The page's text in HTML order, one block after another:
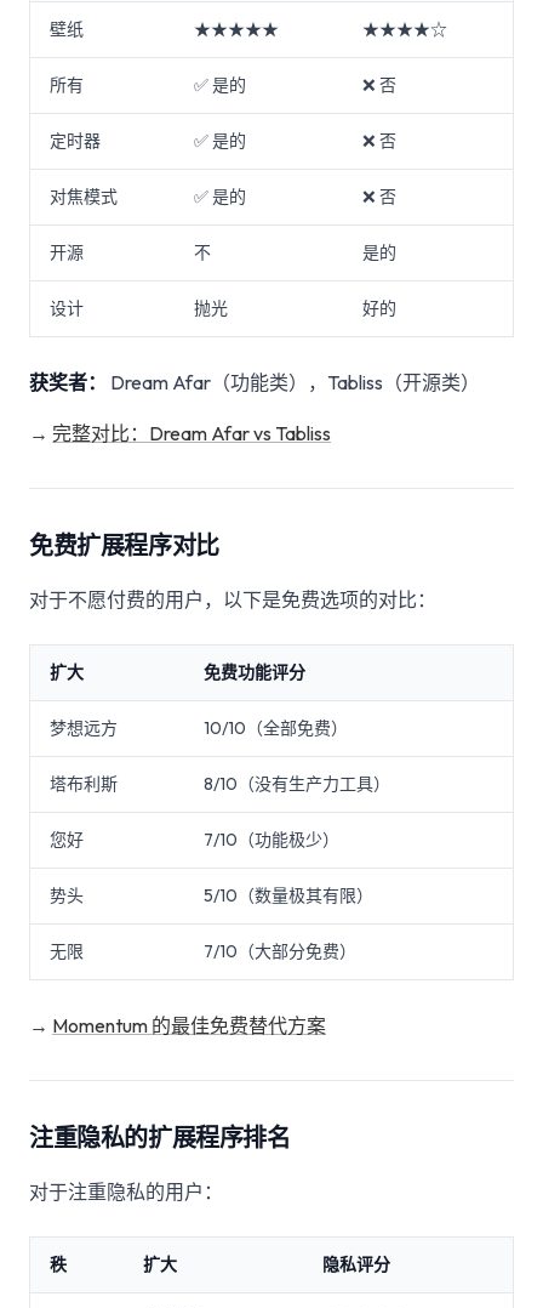
壁纸 ★★★★★ ★★★★☆
所有 ✅ 是的 ❌ 否
定时器 ✅ 是的 ❌ 否
对焦模式 ✅ 是的 ❌ 否
开源 不 是的
设计 抛光 好的
获奖者： Dream Afar（功能类），Tabliss（开源类）
→ 完整对比：Dream Afar vs Tabliss
免费扩展程序对比
对于不愿付费的用户，以下是免费选项的对比：
扩大 免费功能评分
梦想远方 10/10（全部免费）
塔布利斯 8/10（没有生产力工具）
您好 7/10（功能极少）
势头 5/10（数量极其有限）
无限 7/10（大部分免费）
→ Momentum 的最佳免费替代方案
注重隐私的扩展程序排名
对于注重隐私的用户：
秩 扩大 隐私评分